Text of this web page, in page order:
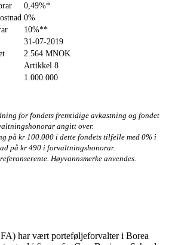
0,49%*
0%
10%**
31-07-2019
2.564 MNOK
Artikkel 8
1.000.000
for fondets fremtidige avkastning og fondet
angitt over.
på kr 100.000 i dette fondets tilfelle med 0% i
på kr 490 i forvaltningshonorar.
Høyvannsmerke anvendes.
har vært porteføljeforvalter i Borea